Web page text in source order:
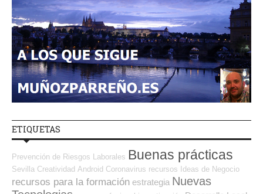
ETIQUETAS
Prevención de Riesgos Laborales Buenas prácticas
Sevilla Creatividad Android Coronavirus recursos Ideas de Negocio
recursos para la formación estrategia Nuevas